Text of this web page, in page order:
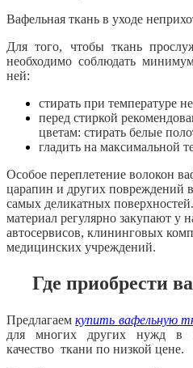
Вафельная ткань в уходе
Для того, чтобы ткань
необходимо соблюдать
ней:
стирать при температуре
перед стиркой
цветам: стирать белые
гладить на максимальной
Особое переплетение волокон
царапин и других повреждений
самых деликатных
материал регулярно закупают у
автосервисов, клининговых
медицинских учреждений.
Где приобрести
Предлагаемкупить вафельную
для многих других нужд в
качество ткани по низкой цене.